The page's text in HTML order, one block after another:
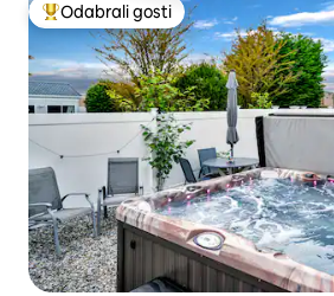
Među najviše rangiranima s
Odabrali gosti